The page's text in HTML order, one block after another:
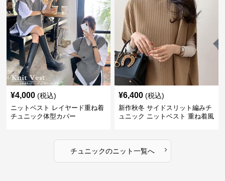
¥4,000 (税込)
ニットベスト レイヤード重ね着
チュニック体型カバー
¥6,400 (税込)
新作秋冬 サイドスリット編みチ
ュニック ニットベスト 重ね着風
チュニックのニット一覧へ ›